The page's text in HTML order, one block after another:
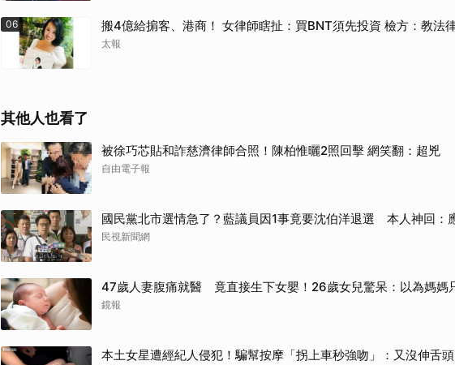
06 搬4億給掮客、港商！ 女律師瞎扯：買BNT須先投資 檢方：教法
太報
其他人也看了
被徐巧芯貼和詐慈濟律師合照！陳柏惟曬2照回擊 網笑翻：超兇
自由電子報
國民黨北市選情急了？藍議員因1事竟要沈伯洋退選 本人神回：
民視新聞網
47歲人妻腹痛就醫 竟直接生下女嬰！26歲女兒驚呆：以為媽媽
鏡報
本土女星遭經紀人侵犯！騙幫按摩「拐上車秒強吻」：又沒伸舌頭